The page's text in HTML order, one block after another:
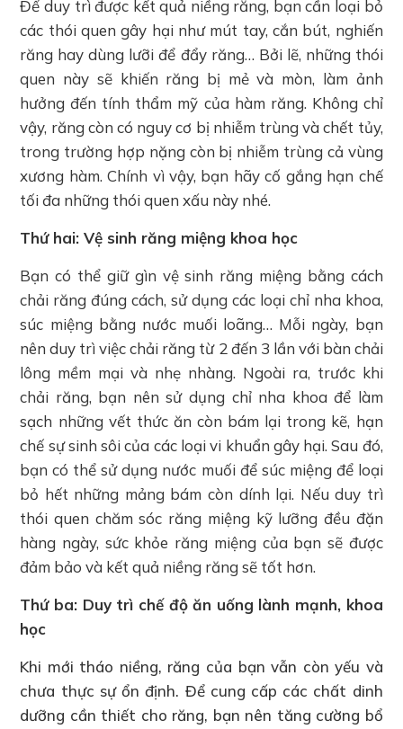
Để duy trì được kết quả niềng răng, bạn cần loại bỏ
các thói quen gây hại như mút tay, cắn bút, nghiến
răng hay dùng lưỡi để đẩy răng… Bởi lẽ, những thói
quen này sẽ khiến răng bị mẻ và mòn, làm ảnh
hưởng đến tính thẩm mỹ của hàm răng. Không chỉ
vậy, răng còn có nguy cơ bị nhiễm trùng và chết tủy,
trong trường hợp nặng còn bị nhiễm trùng cả vùng
xương hàm. Chính vì vậy, bạn hãy cố gắng hạn chế
tối đa những thói quen xấu này nhé.
Thứ hai: Vệ sinh răng miệng khoa học
Bạn có thể giữ gìn vệ sinh răng miệng bằng cách
chải răng đúng cách, sử dụng các loại chỉ nha khoa,
súc miệng bằng nước muối loãng… Mỗi ngày, bạn
nên duy trì việc chải răng từ 2 đến 3 lần với bàn chải
lông mềm mại và nhẹ nhàng. Ngoài ra, trước khi
chải răng, bạn nên sử dụng chỉ nha khoa để làm
sạch những vết thức ăn còn bám lại trong kẽ, hạn
chế sự sinh sôi của các loại vi khuẩn gây hại. Sau đó,
bạn có thể sử dụng nước muối để súc miệng để loại
bỏ hết những mảng bám còn dính lại. Nếu duy trì
thói quen chăm sóc răng miệng kỹ lưỡng đều đặn
hàng ngày, sức khỏe răng miệng của bạn sẽ được
đảm bảo và kết quả niềng răng sẽ tốt hơn.
Thứ ba: Duy trì chế độ ăn uống lành mạnh, khoa
học
Khi mới tháo niềng, răng của bạn vẫn còn yếu và
chưa thực sự ổn định. Để cung cấp các chất dinh
dưỡng cần thiết cho răng, bạn nên tăng cường bổ